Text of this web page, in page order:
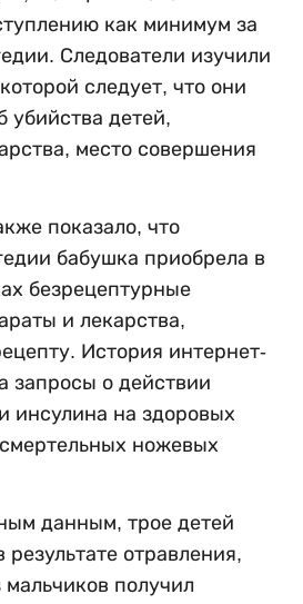
как минимум за
Следователи изучили
следует, что они
убийства детей,
место совершения
показало, что
бабушка приобрела в
безрецептурные
и лекарства,
История интернет-
запросы о действии
инсулина на здоровых
ножевых
данным, трое детей
результате отравления,
получил